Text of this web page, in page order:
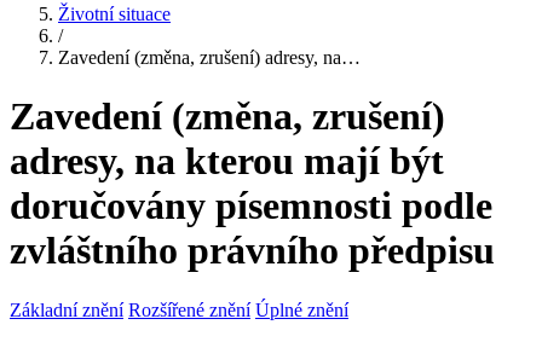
Životní situace
/
Zavedení (změna, zrušení) adresy, na…
Zavedení (změna, zrušení)
adresy, na kterou mají být
doručovány písemnosti podle
zvláštního právního předpisu
Základní znění Rozšířené znění Úplné znění